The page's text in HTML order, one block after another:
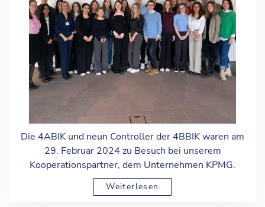
Die 4ABIK und neun Controller der 4BBIK waren am
29. Februar 2024 zu Besuch bei unserem
Kooperationspartner, dem Unternehmen KPMG.
Weiterlesen